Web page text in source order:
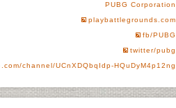
PUBG Corporation
playbattlegrounds.com
fb/PUBG
twitter/pubg
channel/UCnXDQbqIdp-HQuDyM4p12ng